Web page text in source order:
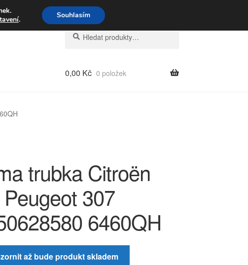
po-pá 9-16 704 494 494
Hledat:
Hledat
0,00 Kč 0 položek
trubka Citroën
307
6460QH
až bude produkt skladem
. Souhlasím